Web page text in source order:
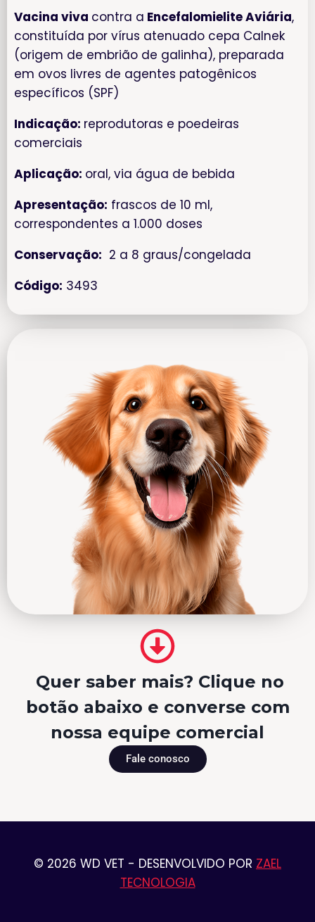
Vacina viva contra a Encefalomielite Aviária,
constituída por vírus atenuado cepa Calnek
(origem de embrião de galinha), preparada
em ovos livres de agentes patogênicos
específicos (SPF)
Indicação: reprodutoras e poedeiras
comerciais
Aplicação: oral, via água de bebida
Apresentação: frascos de 10 ml,
correspondentes a 1.000 doses
Conservação: 2 a 8 graus/congelada
Código: 3493
Quer saber mais? Clique no
botão abaixo e converse com
nossa equipe comercial
Fale conosco
© 2026 WD VET - DESENVOLVIDO POR ZAEL
TECNOLOGIA